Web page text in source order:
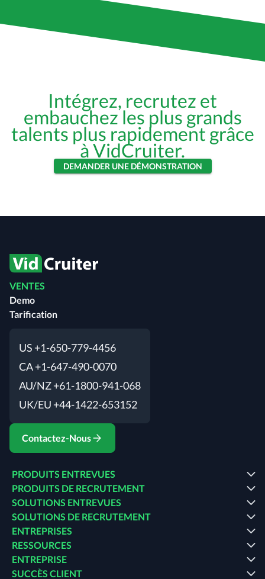
Intégrez, recrutez et
embauchez les plus grands
talents plus rapidement grâce
à VidCruiter.
DEMANDER UNE DÉMONSTRATION
VENTES
Demo
Tarification
US +1-650-779-4456
CA +1-647-490-0070
AU/NZ +61-1800-941-068
UK/EU +44-1422-653152
Contactez-Nous
PRODUITS ENTREVUES
PRODUITS DE RECRUTEMENT
SOLUTIONS ENTREVUES
SOLUTIONS DE RECRUTEMENT
ENTREPRISES
RESSOURCES
ENTREPRISE
SUCCÈS CLIENT